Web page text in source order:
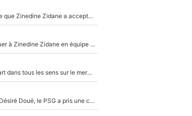
Voilà le seul homme politique que Zinedine Zidane a accepté dans son entourage : «Je garde un très bon souvenir de lui»
Franck Ribéry a osé s'attaquer à Zinedine Zidane en équipe de France : «Je n'aurais jamais fait ça»
Medina, Rulli, Paixao... ça part dans tous les sens sur le mercato de l'OM : Frank McCourt va enfin récupérer l'argent qu'il attend ?
Sans Ousmane Dembélé et Désiré Doué, le PSG a pris une correction face à Majorque : Luis Enrique attend avec impatience des renforts !